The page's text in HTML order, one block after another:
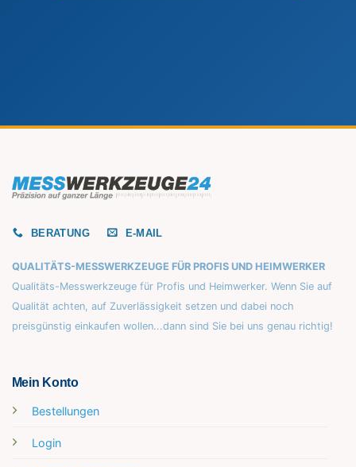
BERATUNG E-MAIL
QUALITÄTS-MESSWERKZEUGE FÜR PROFIS UND HEIMWERKER
Qualitäts-Messwerkzeuge für Profis und Heimwerker. Wenn Sie auf
Qualität achten, auf Zuverlässigkeit setzen und dabei noch
preisgünstig einkaufen wollen...dann sind Sie bei uns genau richtig!
Mein Konto
Bestellungen
Login